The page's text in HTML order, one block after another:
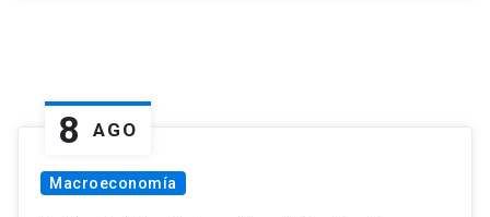
8 AGO
Macroeconomía